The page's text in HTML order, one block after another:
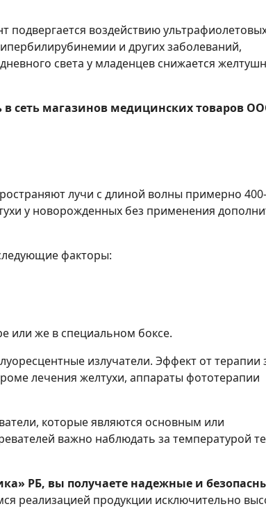
воздействию
и других заболеваний,
света у младенцев снижается
сеть магазинов медицинских товаров
лучи с длиной волны примерно
у новорожденных без применения
факторы:
или же в специальном боксе.
излучатели. Эффект от терапии
лечения желтухи, аппараты фототерапии
которые являются основным или
важно наблюдать за температурой
РБ, вы получаете надежные и
реализацией продукции исключительно